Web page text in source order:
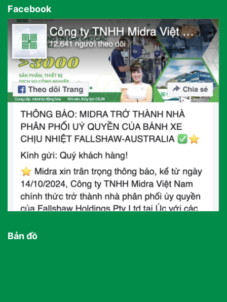
Facebook
Bản đồ